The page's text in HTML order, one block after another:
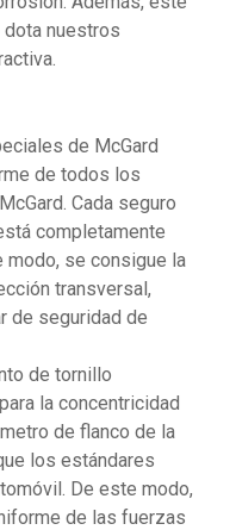
nuestros
de McGard
de todos los
Cada seguro
completamente
modo, se consigue la
transversal,
de seguridad de
de tornillo
la concentricidad
de flanco de la
los estándares
De este modo,
de las fuerzas